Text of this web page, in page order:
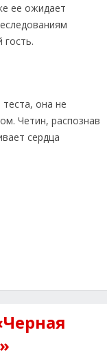
ее ожидает
она не
Четин, распознав
сердца